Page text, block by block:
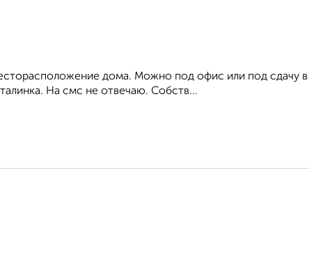
дома. Можно под офис или под сдачу в
На смс не отвечаю. Собств...